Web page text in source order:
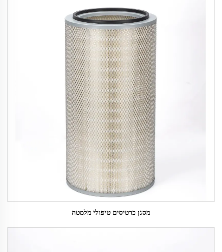
מסנן כרטיסים טיפולי מלמטה